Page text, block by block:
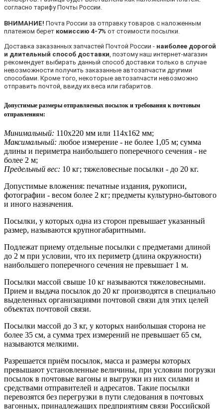
согласно тарифу Почты России.
ВНИМАНИЕ! Почта России за отправку товаров с наложенным
платежом берет комиссию 4-7% от стоимости посылки.
Доставка заказанных запчастей Почтой России - наиболее дорогой
и длительный способ доставки , поэтому наш интернет-магазин
рекомендует выбирать данный способ доставки только в случае
невозможности получить заказанные автозапчасти другими
способами. Кроме того, некоторые автозапчасти невозможно
отправить почтой, ввиду их веса или габаритов.
Допустимые размеры отправляемых посылок и требования к почтовым
отправлениям:
Минимальный: 110х220 мм или 114х162 мм;
Максимальный: любое измерение - не более 1,05 м; сумма
длины и периметра наибольшего поперечного сечения - не
более 2 м;
Предельный вес: 10 кг; тяжеловесные посылки - до 20 кг.
Допустимые вложения: печатные издания, рукописи,
фотографии - весом более 2 кг; предметы культурно-бытового
и иного назначения.
Посылки, у которых одна из сторон превышает указанный
размер, называются крупногабаритными.
Подлежат приему отдельные посылки с предметами длиной
до 2 м при условии, что их периметр (длина окружности)
наибольшего поперечного сечения не превышает 1 м.
Посылки массой свыше 10 кг называются тяжеловесными.
Прием и выдача посылок до 20 кг производятся в специально
выделенных организациями почтовой связи для этих целей
объектах почтовой связи.
Посылки массой до 3 кг, у которых наибольшая сторона не
более 35 см, а сумма трех измерений не превышает 65 см,
называются мелкими.
Разрешается приём посылок, масса и размеры которых
превышают установленные величины, при условии погрузки
посылок в почтовые вагоны и выгрузки из них силами и
средствами отправителей и адресатов. Такие посылки
перевозятся без перегрузки в пути следования в почтовых
вагонных, принадлежащих предприятиям связи Российской